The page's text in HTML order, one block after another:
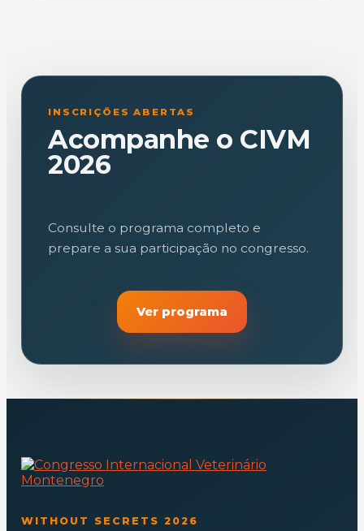
Acompanhe o CIVM
2026
Consulte o programa completo e
prepare a sua participação no congresso.
Ver programa
WITHOUT SECRETS 2026